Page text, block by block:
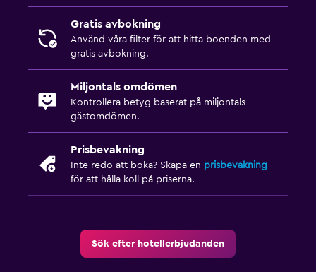
Gratis avbokning
Använd våra filter för att hitta boenden med
gratis avbokning.
Miljontals omdömen
Kontrollera betyg baserat på miljontals
gästomdömen.
Prisbevakning
Inte redo att boka? Skapa en prisbevakning
för att hålla koll på priserna.
Sök efter hotellerbjudanden